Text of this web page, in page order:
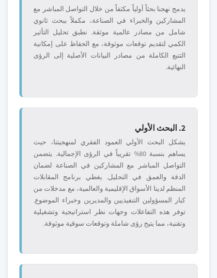
يدمج نهجنا بحثاً أولياً مكثفاً من خلال التواصل المباشر مع
المشاركين والخبراء في الصناعة، مكملاً ببحث ثانوي
شامل من مصادر عالمية موثقة. نطبق تحليل التأثير
الكمي لتقديم توقعات موثوقة، مع الحفاظ على إمكانية
التتبع الكاملة من مصادر البيانات الأصلية إلى الرؤى
النهائية.
2. البحث الأولي
يشكل البحث الأولي العمود الفقري لمنهجيتنا، حيث
يساهم بنسبة 80% تقريباً في الرؤى الإجمالية. يتضمن
التواصل المباشر مع المشاركين في الصناعة لضمان
الدقة والعمق في التحليل. يغطي برنامج المقابلات
المنظم لدينا الأسواق الإقليمية والعالمية، مع مدخلات من
كبار المسؤولين التنفيذيين والمديرين وخبراء الموضوع.
توفر هذه التفاعلات وجهات نظر استراتيجية وتشغيلية
وتقنية، مما يتيح رؤى شاملة وتوقعات سوقية موثوقة.